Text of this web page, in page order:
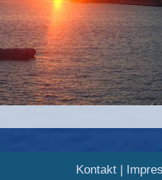
Kontakt|